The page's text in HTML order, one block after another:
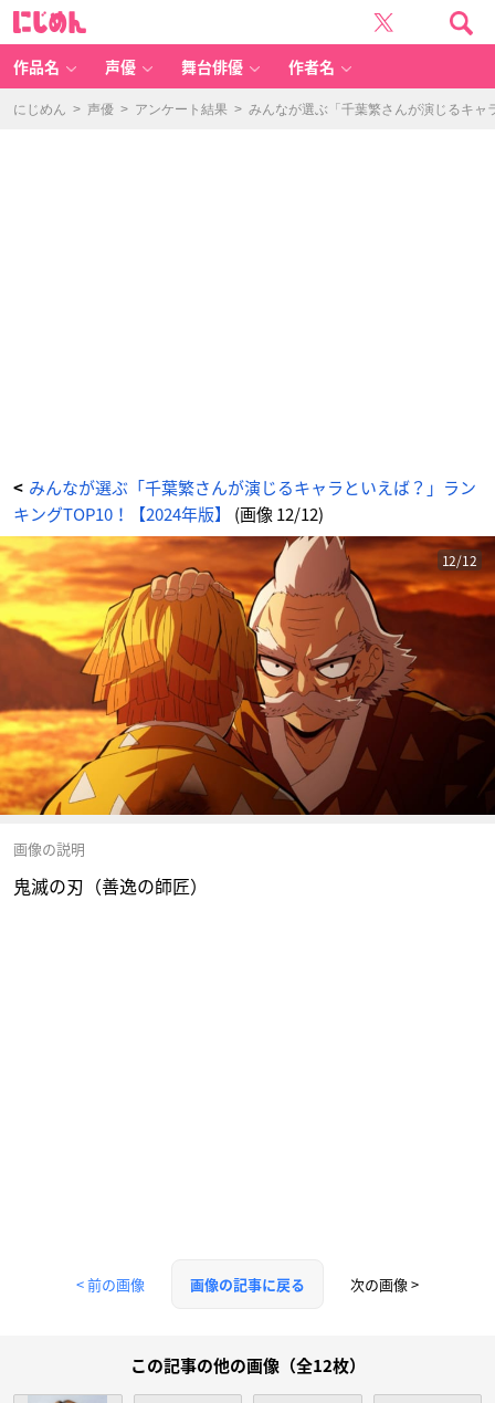
（善
匠）
作品名 声優 舞台俳優 作者名
にじめん > 声優 > アンケート結果 > みんなが選ぶ「千葉繁さんが演じるキ
< みんなが選ぶ「千葉繁さんが演じるキャラといえば？」ラン
キングTOP10！【2024年版】 (画像 12/12)
12/12
画像の説明
鬼滅の刃（善逸の師匠）
< 前の画像 画像の記事に戻る 次の画像 >
この記事の他の画像（全12枚）